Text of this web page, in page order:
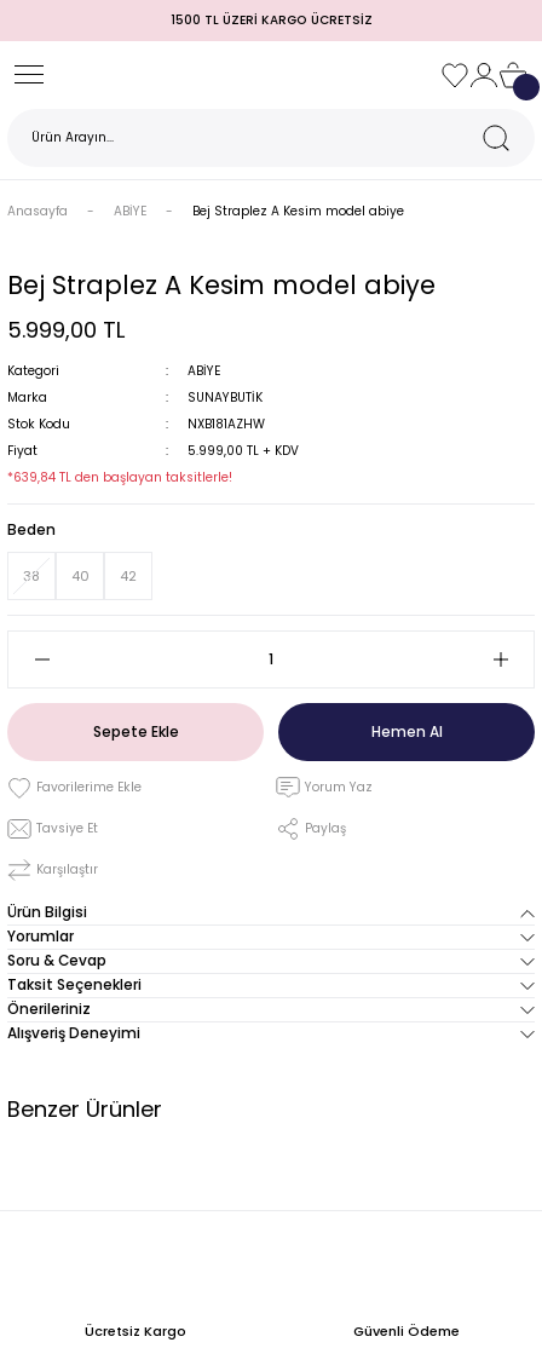
1500 TL ÜZERİ KARGO ÜCRETSİZ
Geri Dön
Geri Dön
Geri Dön
Geri Dön
Geri Dön
Geri Dön
Geri Dön
Anasayfa ABİYE Bej Straplez A Kesim model abiye
Bej Straplez A Kesim model abiye
5.999,00 TL
Kategori
ABİYE
Marka
SUNAYBUTİK
Stok Kodu
NXB181AZHW
Fiyat
5.999,00 TL + KDV
*639,84 TL den başlayan taksitlerle!
Beden
38 40 42
Sepete Ekle Hemen Al
Yorum Yaz
Tavsiye Et Paylaş
Karşılaştır
Ürün Bilgisi
Yorumlar
Soru & Cevap
Taksit Seçenekleri
Önerileriniz
Alışveriş Deneyimi
Benzer Ürünler
Ücretsiz Kargo Güvenli Ödeme